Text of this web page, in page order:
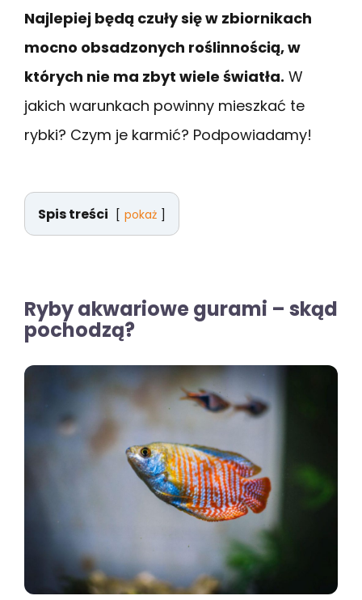
Najlepiej będą czuły się w zbiornikach
mocno obsadzonych roślinnością, w
których nie ma zbyt wiele światła. W
jakich warunkach powinny mieszkać te
rybki? Czym je karmić? Podpowiadamy!
Spis treści pokaż
Ryby akwariowe gurami – skąd
pochodzą?